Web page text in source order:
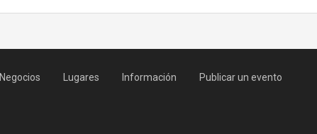
Negocios Lugares Información Publicar un evento